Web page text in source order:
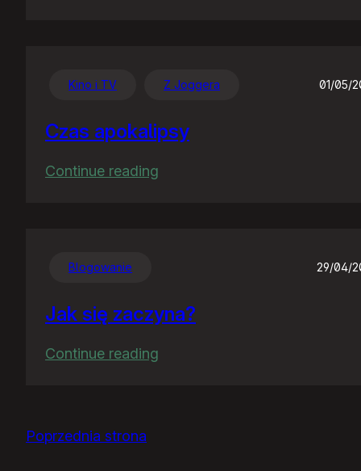
Kino i TV Z Joggera 01/05/
Czas apokalipsy
Continue reading
Blogowanie 29/04/
Jak się zaczyna?
Continue reading
Poprzednia strona